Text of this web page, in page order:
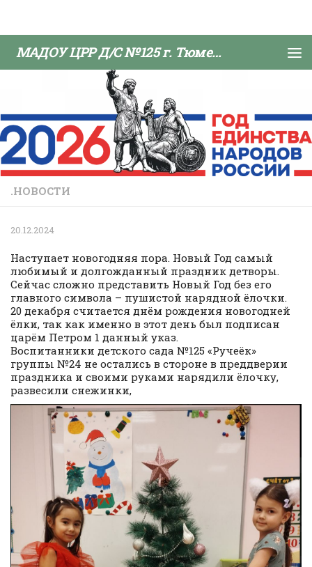
МАДОУ ЦРР Д/С №125 г. Тюмени
.НОВОСТИ
20.12.2024
Наступает новогодняя пора. Новый Год самый
любимый и долгожданный праздник детворы.
Сейчас сложно представить Новый Год без его
главного символа – пушистой нарядной ёлочки.
20 декабря считается днём рождения новогодней
ёлки, так как именно в этот день был подписан
царём Петром 1 данный указ.
Воспитанники детского сада №125 «Ручеёк»
группы №24 не остались в стороне в преддверии
праздника и своими руками нарядили ёлочку,
развесили снежинки,